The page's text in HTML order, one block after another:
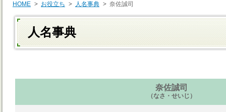
HOME お役立ち 人名事典 奈佐誠司
人名事典
奈佐誠司
（なさ・せいじ）